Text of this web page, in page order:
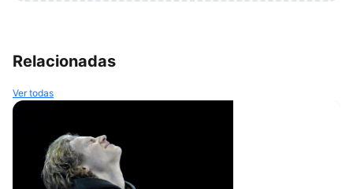
Relacionadas
Ver todas